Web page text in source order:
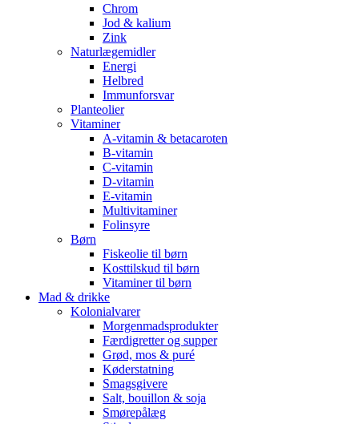
Chrom
Jod & kalium
Zink
Naturlægemidler
Energi
Helbred
Immunforsvar
Planteolier
Vitaminer
A-vitamin & betacaroten
B-vitamin
C-vitamin
D-vitamin
E-vitamin
Multivitaminer
Folinsyre
Børn
Fiskeolie til børn
Kosttilskud til børn
Vitaminer til børn
Mad & drikke
Kolonialvarer
Morgenmadsprodukter
Færdigretter og supper
Grød, mos & puré
Køderstatning
Smagsgivere
Salt, bouillon & soja
Smørepålæg